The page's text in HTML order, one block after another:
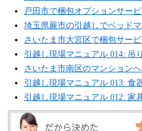
戸田市で梱包オプションサー
埼玉県蕨市の引越しでベッド
さいたま市大宮区で梱包サー
引越し現場マニュアル 014: 吊
さいたま市南区のマンション
引越し現場マニュアル 013: 食
引越し現場マニュアル 012: 家